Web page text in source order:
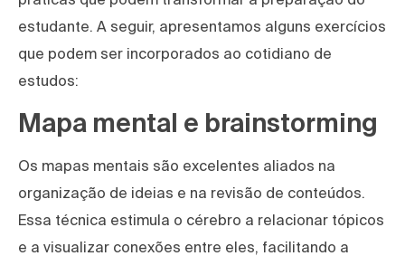
estudante. A seguir, apresentamos alguns exercícios
que podem ser incorporados ao cotidiano de
estudos:
Mapa mental e brainstorming
Os mapas mentais são excelentes aliados na
organização de ideias e na revisão de conteúdos.
Essa técnica estimula o cérebro a relacionar tópicos
e a visualizar conexões entre eles, facilitando a